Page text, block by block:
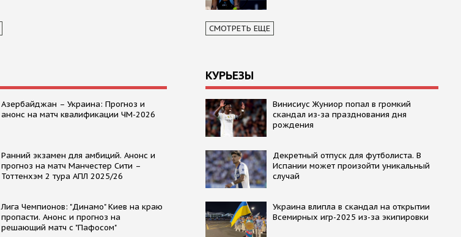
СМОТРЕТЬ ЕЩЕ
Азербайджан – Украина: Прогноз и
анонс на матч квалификации ЧМ-2026
Ранний экзамен для амбиций. Анонс и
прогноз на матч Манчестер Сити –
Тоттенхэм 2 тура АПЛ 2025/26
Лига Чемпионов: "Динамо" Киев на краю
пропасти. Анонс и прогноз на
решающий матч с "Пафосом"
КУРЬЕЗЫ
Винисиус Жуниор попал в громкий
скандал из-за празднования дня
рождения
Декретный отпуск для футболиста. В
Испании может произойти уникальный
случай
Украина влипла в скандал на открытии
Всемирных игр-2025 из-за экипировки